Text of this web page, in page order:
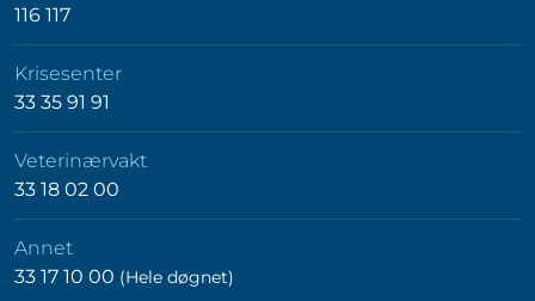
116 117
Krisesenter
33 35 91 91
Veterinærvakt
33 18 02 00
Annet
33 17 10 00 (Hele døgnet)